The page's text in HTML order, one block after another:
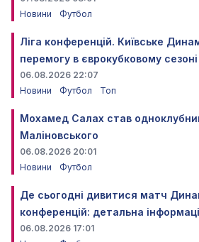
Новини
Футбол
Ліга конференцій. Київське
перемогу в єврокубковому сезоні
06.08.2026 22:07
Новини
Футбол Топ
Мохамед Салах став
Маліновського
06.08.2026 20:01
Новини
Футбол
Де сьогодні дивитися матч
конференцій: детальна
06.08.2026 17:01